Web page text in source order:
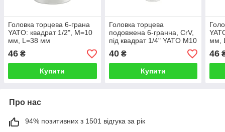
Головка торцева 6-грана
YATO: квадрат 1/2", M=10
мм, L=38 мм
46 ₴
Купити
Головка торцева
подовжена 6-гранна, CrV,
під квадрат 1/4" YATO М10
Х 50 мм
40₴
Купити
мм,
46
Про нас
94% позитивних з 1501 відгука за рік